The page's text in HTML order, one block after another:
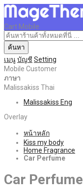
Cart Mobile
ค้นหา
เมนูบัญชี Setting
Mobile Customer
ภาษา
Malissakiss Thai
Malissakiss Eng
Overlay
หน้าหลัก
Kiss my body
Home Fragrance
Car Perfume
Car Perfume